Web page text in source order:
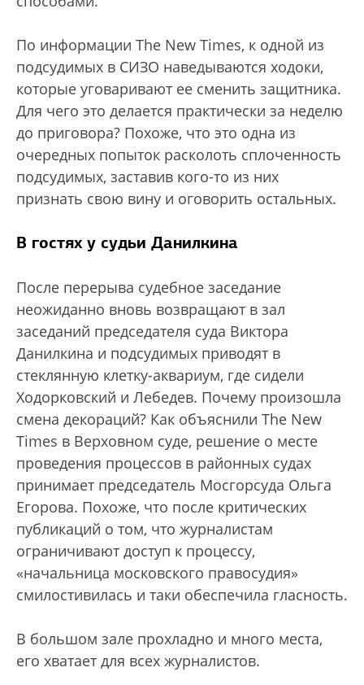
По информации The New Times, к одной из
подсудимых в СИЗО наведываются ходоки,
которые уговаривают ее сменить защитника.
Для чего это делается практически за неделю
до приговора? Похоже, что это одна из
очередных попыток расколоть сплоченность
подсудимых, заставив кого-то из них
признать свою вину и оговорить остальных.
В гостях у судьи Данилкина
После перерыва судебное заседание
неожиданно вновь возвращают в зал
заседаний председателя суда Виктора
Данилкина и подсудимых приводят в
стеклянную клетку-аквариум, где сидели
Ходорковский и Лебедев. Почему произошла
смена декораций? Как объяснили The New
Times в Верховном суде, решение о месте
проведения процессов в районных судах
принимает председатель Мосгорсуда Ольга
Егорова. Похоже, что после критических
публикаций о том, что журналистам
ограничивают доступ к процессу,
«начальница московского правосудия»
смилостивилась и таки обеспечила гласность.
В большом зале прохладно и много места,
его хватает для всех журналистов.